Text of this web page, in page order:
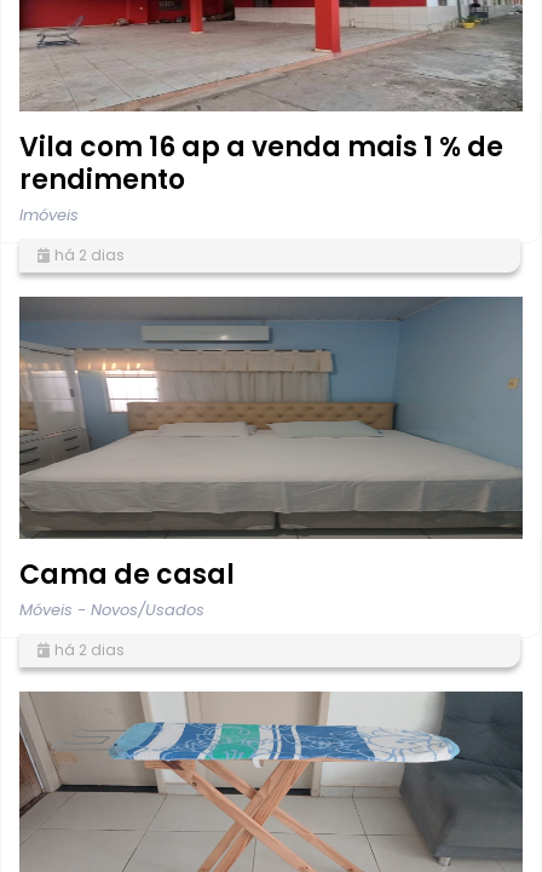
Vila com 16 ap a venda mais 1 % de
rendimento
Imóveis
há 2 dias
Cama de casal
Móveis - Novos/Usados
há 2 dias